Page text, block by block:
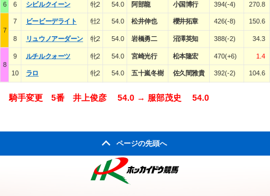
6 6 シビルクイーン 牝2 54.0 阿部龍 小国博行 394(-4) 270.8
7
7 ビービーデライト 牡2 54.0 松井伸也 櫻井拓章 426(-8) 150.6
8 リュウノアーダーン 牝2 54.0 岩橋勇二 沼澤英知 388(-2) 34.3
8
9 ルチルクォーツ 牝2 54.0 宮崎光行 松本隆宏 470(+6) 1.4
10 ラロ 牝2 54.0 五十嵐冬樹 佐久間雅貴 392(-2) 104.6
騎手変更 5番 井上俊彦 54.0 → 服部茂史 54.0
ページの先頭へ